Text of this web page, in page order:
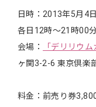
日時：2013年5月4
各日12時～21時00
会場：
「デリリウ
ヶ関3-2-6 東京倶
料金：前売り券